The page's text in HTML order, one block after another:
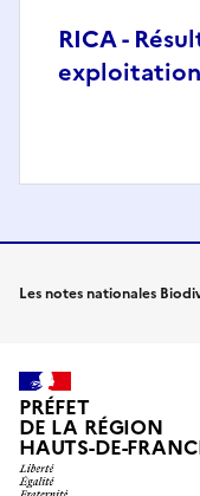
RICA -
Les notes nationales
PRÉFET
DE LA RÉGION
HAUTS-DE-